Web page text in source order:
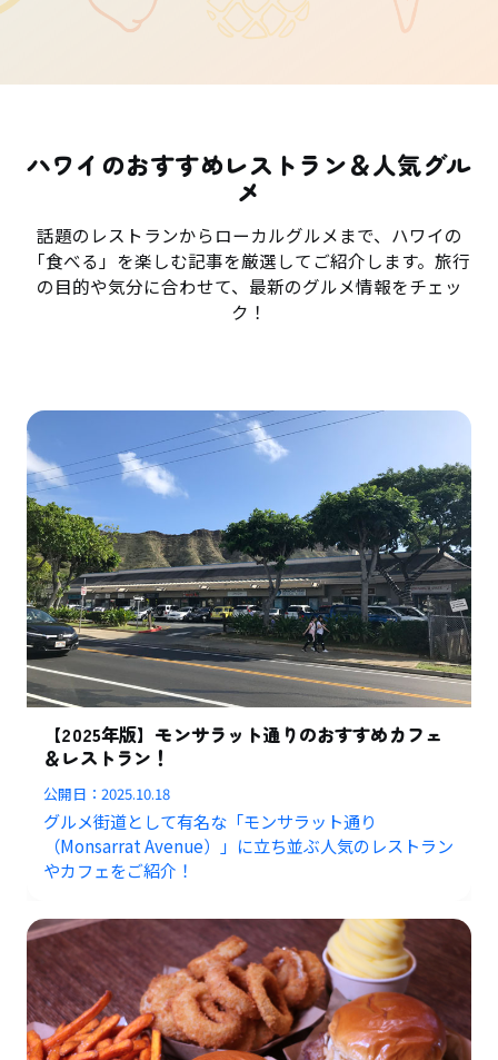
ハワイのおすすめレストラン＆人気グル
メ
話題のレストランからローカルグルメまで、ハワイの
「食べる」を楽しむ記事を厳選してご紹介します。旅行
の目的や気分に合わせて、最新のグルメ情報をチェッ
ク！
【2025年版】モンサラット通りのおすすめカフェ
＆レストラン！
公開日：2025.10.18
グルメ街道として有名な「モンサラット通り
（Monsarrat Avenue）」に立ち並ぶ人気のレストラン
やカフェをご紹介！